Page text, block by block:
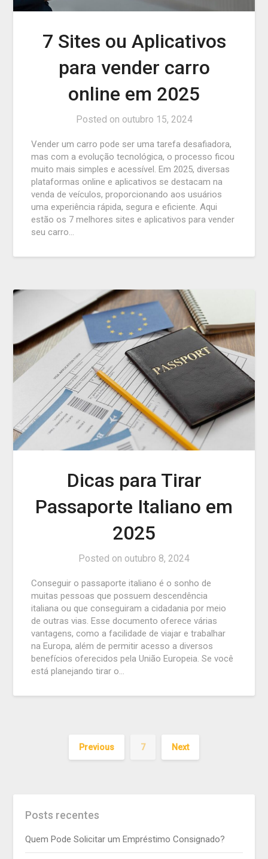
7 Sites ou Aplicativos
para vender carro
online em 2025
Posted on outubro 15, 2024
Vender um carro pode ser uma tarefa desafiadora,
mas com a evolução tecnológica, o processo ficou
muito mais simples e acessível. Em 2025, diversas
plataformas online e aplicativos se destacam na
venda de veículos, proporcionando aos usuários
uma experiência rápida, segura e eficiente. Aqui
estão os 7 melhores sites e aplicativos para vender
seu carro…
Dicas para Tirar
Passaporte Italiano em
2025
Posted on outubro 8, 2024
Conseguir o passaporte italiano é o sonho de
muitas pessoas que possuem descendência
italiana ou que conseguiram a cidadania por meio
de outras vias. Esse documento oferece várias
vantagens, como a facilidade de viajar e trabalhar
na Europa, além de permitir acesso a diversos
benefícios oferecidos pela União Europeia. Se você
está planejando tirar o…
Previous 7 Next
Posts recentes
Quem Pode Solicitar um Empréstimo Consignado?